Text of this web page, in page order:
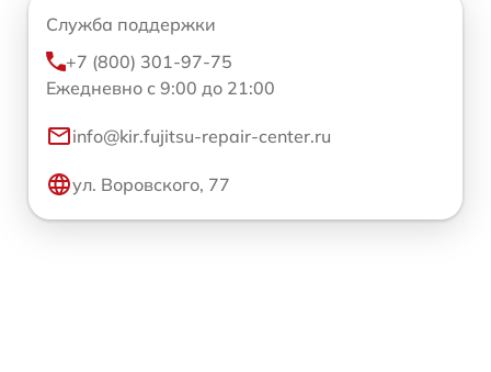
Служба поддержки
+7 (800) 301-97-75
Ежедневно с 9:00 до 21:00
info@kir.fujitsu-repair-center.ru
ул. Воровского, 77